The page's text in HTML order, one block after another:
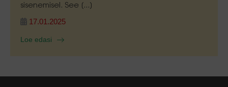
sisenemisel. See [...]
17.01.2025
Loe edasi